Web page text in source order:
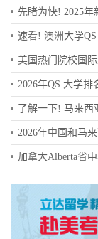
先睹为快! 2025年
速看! 澳洲大学QS
美国热门院校国
2026年QS 大学排
了解一下! 马来西
2026年中国和马
加拿大Alberta省